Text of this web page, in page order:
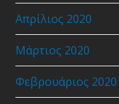
Απρίλιος 2020
Μάρτιος 2020
Φεβρουάριος 2020